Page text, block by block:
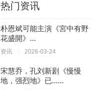
热门资讯
朴恩斌可能主演《宮中有野
花盛開》...
资讯 2026-03-24
宋慧乔，孔刘新剧《慢慢
地，强烈地》已......